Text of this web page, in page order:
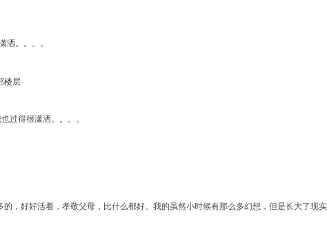
洒。。。。
楼层
过得很潇洒。。。。
，好好活着，孝敬父母，比什么都好。我的虽然小时候有那么多幻想，但是长大了现